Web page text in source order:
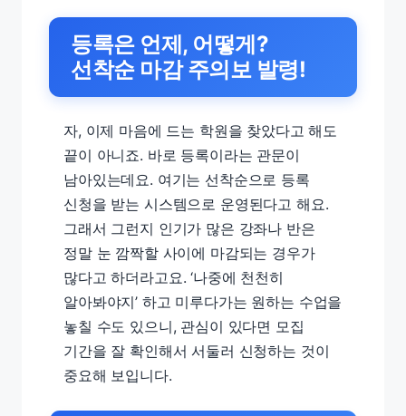
등록은 언제, 어떻게?
선착순 마감 주의보 발령!
자, 이제 마음에 드는 학원을 찾았다고 해도
끝이 아니죠. 바로 등록이라는 관문이
남아있는데요. 여기는 선착순으로 등록
신청을 받는 시스템으로 운영된다고 해요.
그래서 그런지 인기가 많은 강좌나 반은
정말 눈 깜짝할 사이에 마감되는 경우가
많다고 하더라고요. ‘나중에 천천히
알아봐야지’ 하고 미루다가는 원하는 수업을
놓칠 수도 있으니, 관심이 있다면 모집
기간을 잘 확인해서 서둘러 신청하는 것이
중요해 보입니다.